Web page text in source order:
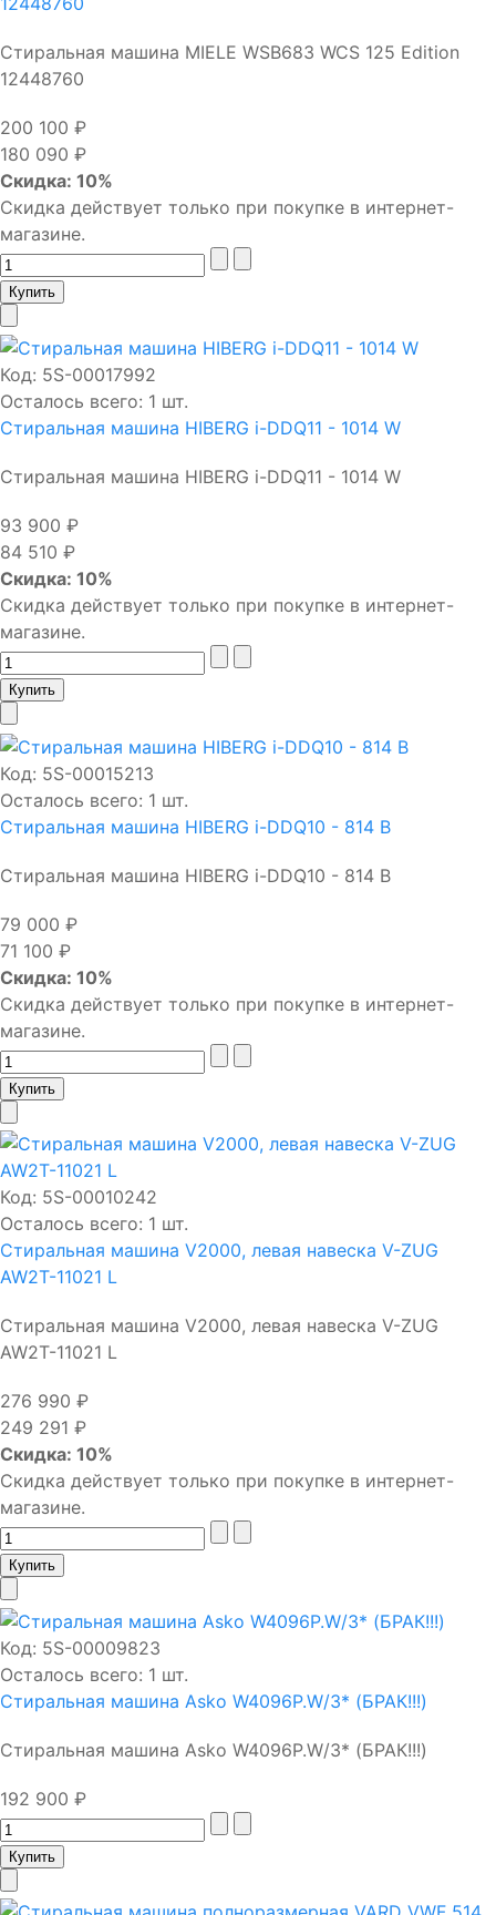
Стиральная машина MIELE WSB683 WCS 125 Edition
12448760
200 100 ₽
180 090 ₽
Скидка: 10%
Скидка действует только при покупке в интернет-
магазине.
Код: 5S-00017992
Осталось всего: 1 шт.
Стиральная машина HIBERG i-DDQ11 - 1014 W
Стиральная машина HIBERG i-DDQ11 - 1014 W
93 900 ₽
84 510 ₽
Скидка: 10%
Скидка действует только при покупке в интернет-
магазине.
Код: 5S-00015213
Осталось всего: 1 шт.
Стиральная машина HIBERG i-DDQ10 - 814 B
Стиральная машина HIBERG i-DDQ10 - 814 B
79 000 ₽
71 100 ₽
Скидка: 10%
Скидка действует только при покупке в интернет-
магазине.
Код: 5S-00010242
Осталось всего: 1 шт.
Стиральная машина V2000, левая навеска V-ZUG
AW2T-11021 L
Стиральная машина V2000, левая навеска V-ZUG
AW2T-11021 L
276 990 ₽
249 291 ₽
Скидка: 10%
Скидка действует только при покупке в интернет-
магазине.
Код: 5S-00009823
Осталось всего: 1 шт.
Стиральная машина Asko W4096P.W/3* (БРАК!!!)
Стиральная машина Asko W4096P.W/3* (БРАК!!!)
192 900 ₽